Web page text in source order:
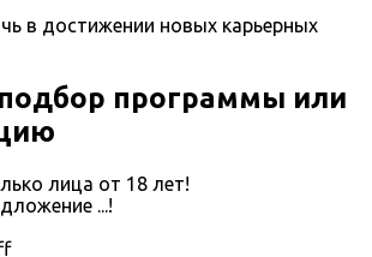
в достижении новых карьерных
программы или
лица от 18 лет!
!